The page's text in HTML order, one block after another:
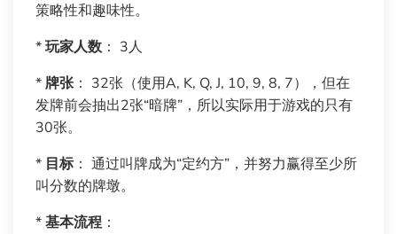
策略性和趣味性。
*玩家人数： 3人
*牌张： 32张（使用A, K, Q, J, 10, 9, 8, 7），但在
发牌前会抽出2张“暗牌”，所以实际用于游戏的只有
30张。
* 目标： 通过叫牌成为“定约方”，并努力赢得至少所
叫分数的牌墩。
*基本流程：